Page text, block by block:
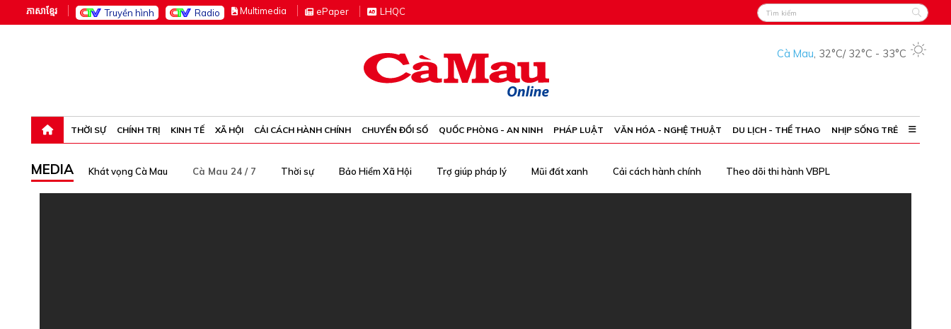
ភាសាខ្មែរ Truyền hình Radio Multimedia ePaper LHQC
Cà Mau, 32°C/ 32°C - 33°C
THỜI SỰ CHÍNH TRỊ KINH TẾ XÃ HỘI CẢI CÁCH HÀNH CHÍNH CHUYỂN ĐỔI SỐ QUỐC PHÒNG - AN NINH PHÁP LUẬT VĂN HÓA - NGHỆ THUẬT DU LỊCH - THỂ THAO NHỊP SỐNG TRẺ
MEDIA Khát vọng Cà Mau Cà Mau 24 / 7 Thời sự Bảo Hiểm Xã Hội Trợ giúp pháp lý Mũi đất xanh Cải cách hành chính Theo dõi thi hành VBPL